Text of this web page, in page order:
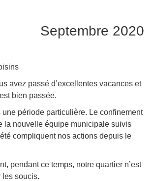
Septembre 2020
avez passé d’excellentes vacances et
bien passée.
une période particulière. Le confinement
la nouvelle équipe municipale suivis
compliquent nos actions depuis le
pendant ce temps, notre quartier n’est
les soucis.